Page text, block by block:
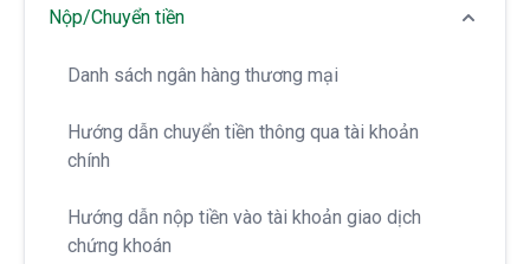
Nộp/Chuyển tiền
Danh sách ngân hàng thương mại
Hướng dẫn chuyển tiền thông qua tài khoản
chính
Hướng dẫn nộp tiền vào tài khoản giao dịch
chứng khoán